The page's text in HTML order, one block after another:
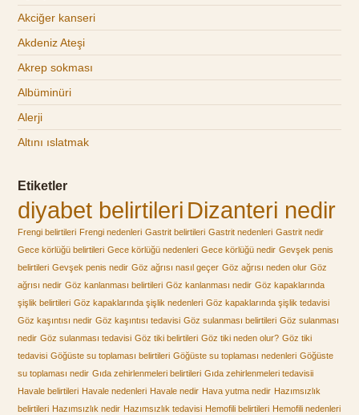
Akciğer kanseri
Akdeniz Ateşi
Akrep sokması
Albüminüri
Alerji
Altını ıslatmak
Etiketler
diyabet belirtileri Dizanteri nedir
Frengi belirtileri Frengi nedenleri Gastrit belirtileri Gastrit nedenleri Gastrit nedir
Gece körlüğü belirtileri Gece körlüğü nedenleri Gece körlüğü nedir Gevşek penis
belirtileri Gevşek penis nedir Göz ağrısı nasıl geçer Göz ağrısı neden olur Göz
ağrısı nedir Göz kanlanması belirtileri Göz kanlanması nedir Göz kapaklarında
şişlik belirtileri Göz kapaklarında şişlik nedenleri Göz kapaklarında şişlik tedavisi
Göz kaşıntısı nedir Göz kaşıntısı tedavisi Göz sulanması belirtileri Göz sulanması
nedir Göz sulanması tedavisi Göz tiki belirtileri Göz tiki neden olur? Göz tiki
tedavisi Göğüste su toplaması belirtileri Göğüste su toplaması nedenleri Göğüste
su toplaması nedir Gıda zehirlenmeleri belirtileri Gıda zehirlenmeleri tedavisii
Havale belirtileri Havale nedenleri Havale nedir Hava yutma nedir Hazımsızlık
belirtileri Hazımsızlık nedir Hazımsızlık tedavisi Hemofili belirtileri Hemofili nedenleri